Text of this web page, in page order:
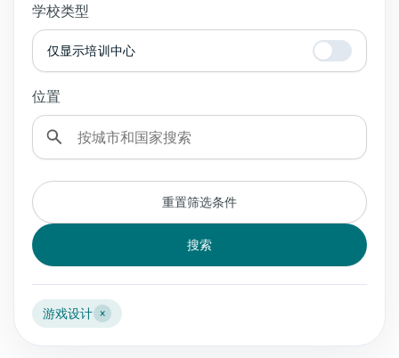
学校类型
仅显示培训中心
位置
重置筛选条件
搜索
游戏设计 ×